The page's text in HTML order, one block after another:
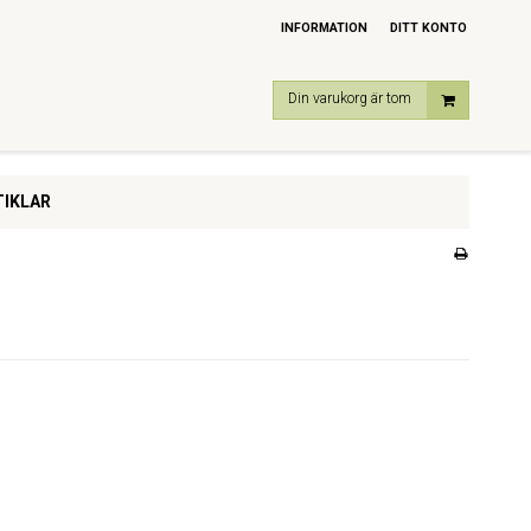
INFORMATION DITT KONTO
Din varukorg är tom